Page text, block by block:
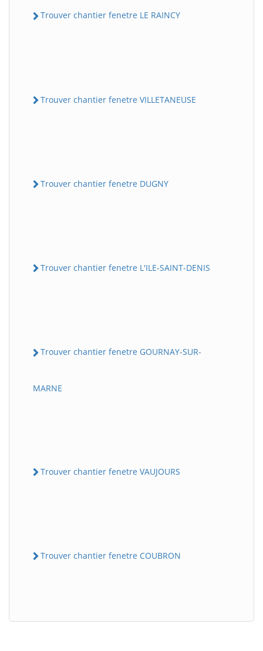
Trouver chantier fenetre LE RAINCY
Trouver chantier fenetre VILLETANEUSE
Trouver chantier fenetre DUGNY
Trouver chantier fenetre L'ILE-SAINT-DENIS
Trouver chantier fenetre GOURNAY-SUR-
MARNE
Trouver chantier fenetre VAUJOURS
Trouver chantier fenetre COUBRON